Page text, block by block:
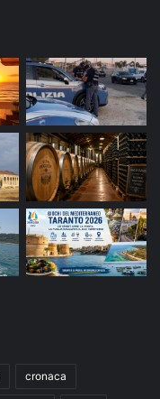
cronaca